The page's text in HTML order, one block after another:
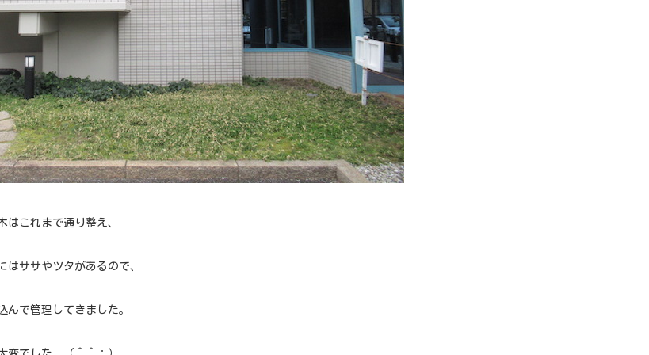
はこれまで通り整え、
はササやツタがあるので、
んで管理してきました。